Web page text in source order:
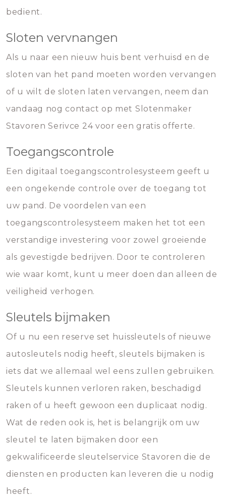
bedient.
Sloten vervnangen
Als u naar een nieuw huis bent verhuisd en de
sloten van het pand moeten worden vervangen
of u wilt de sloten laten vervangen, neem dan
vandaag nog contact op met Slotenmaker
Stavoren Serivce 24 voor een gratis offerte.
Toegangscontrole
Een digitaal toegangscontrolesysteem geeft u
een ongekende controle over de toegang tot
uw pand. De voordelen van een
toegangscontrolesysteem maken het tot een
verstandige investering voor zowel groeiende
als gevestigde bedrijven. Door te controleren
wie waar komt, kunt u meer doen dan alleen de
veiligheid verhogen.
Sleutels bijmaken
Of u nu een reserve set huissleutels of nieuwe
autosleutels nodig heeft, sleutels bijmaken is
iets dat we allemaal wel eens zullen gebruiken.
Sleutels kunnen verloren raken, beschadigd
raken of u heeft gewoon een duplicaat nodig.
Wat de reden ook is, het is belangrijk om uw
sleutel te laten bijmaken door een
gekwalificeerde sleutelservice Stavoren die de
diensten en producten kan leveren die u nodig
heeft.